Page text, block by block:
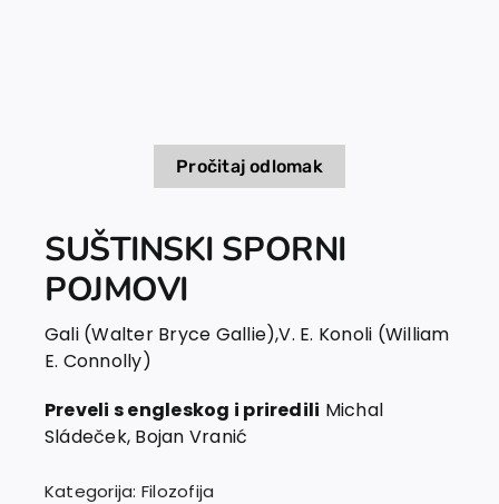
Pročitaj odlomak
SUŠTINSKI SPORNI
POJMOVI
Gali (Walter Bryce Gallie),V. E. Konoli (William
E. Connolly)
Preveli s engleskog i priredili Michal
Sládeček, Bojan Vranić
Kategorija: Filozofija